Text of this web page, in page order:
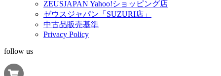
ZEUSJAPAN Yahoo!ショッピング店
ゼウスジャパン「SUZURI店」
中古品販売基準
Privacy Policy
follow us